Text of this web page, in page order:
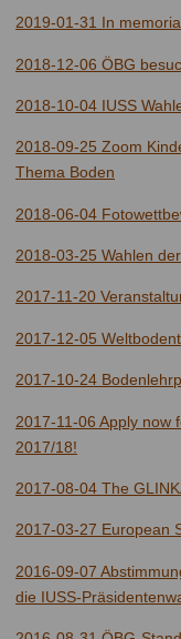
2019-01-31 In
2018-12-06 ÖBG
2018-10-04 IUSS
2018-09-25 Zoom
Thema Boden
2018-06-04
2018-03-25 Wahlen
2017-11-20
2017-12-05
2017-10-24
2017-11-06 Apply now
2017/18!
2017-08-04 The
2017-03-27 European
2016-09-07
die IUSS-